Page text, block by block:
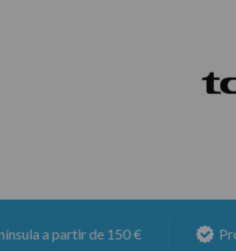
partir de 150 €